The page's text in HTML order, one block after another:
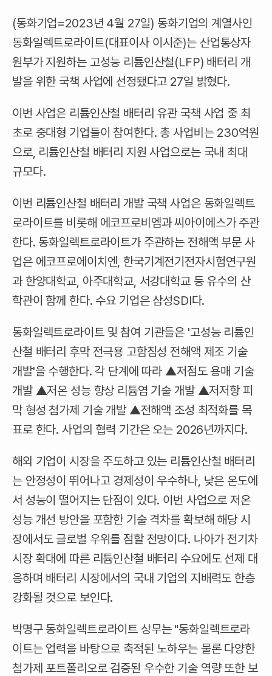
(동화기업=2023년 4월 27일) 동화기업의 계열사인
동화일렉트로라이트(대표이사 이시준)는 산업통상자
원부가 지원하는 고성능 리튬인산철(LFP) 배터리 개
발을 위한 국책 사업에 선정됐다고 27일 밝혔다.
이번 사업은 리튬인산철 배터리 유관 국책 사업 중 최
초로 중대형 기업들이 참여한다. 총 사업비는 230억원
으로, 리튬인산철 배터리 지원 사업으로는 국내 최대
규모다.
이번 리튬인산철 배터리 개발 국책 사업은 동화일렉트
로라이트를 비롯해 에코프로비엠과 씨아이에스가 주관
한다. 동화일렉트로라이트가 주관하는 전해액 부문 사
업은 에코프로에이치엔, 한국기계전기전자시험연구원
과 한양대학교, 아주대학교, 서강대학교 등 유수의 산
학관이 함께 한다. 수요 기업은 삼성SDI다.
동화일렉트로라이트 및 참여 기관들은 '고성능 리튬인
산철 배터리 후막 전극용 고함침성 전해액 제조 기술
개발'을 수행한다. 각 단계에 따라 ▲저점도 용매 기술
개발 ▲저온 성능 향상 리튬염 기술 개발 ▲저저항 피
막 형성 첨가제 기술 개발 ▲전해액 조성 최적화를 목
표로 한다. 사업의 협력 기간은 오는 2026년까지다.
해외 기업이 시장을 주도하고 있는 리튬인산철 배터리
는 안정성이 뛰어나고 경제성이 우수하나, 낮은 온도에
서 성능이 떨어지는 단점이 있다. 이번 사업으로 저온
성능 개선 방안을 포함한 기술 격차를 확보해 해당 시
장에서도 글로벌 우위를 점할 전망이다. 나아가 전기차
시장 확대에 따른 리튬인산철 배터리 수요에도 선제 대
응하며 배터리 시장에서의 국내 기업의 지배력도 한층
강화될 것으로 보인다.
박명구 동화일렉트로라이트 상무는 "동화일렉트로라
이트는 업력을 바탕으로 축적된 노하우는 물론 다양한
첨가제 포트폴리오로 검증된 우수한 기술 역량 또한 보